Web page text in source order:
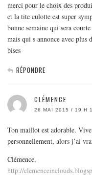
merci pour le choix des
et la tite culotte est super
bonne semaine qui sera
mais qui s annonce avec plus
bises
RÉPONDRE
CLÉMENCE
26 MAI 2015 / 19 H
Ton maillot est adorable.
personnellement, alors j’ai
Clémence,
http://